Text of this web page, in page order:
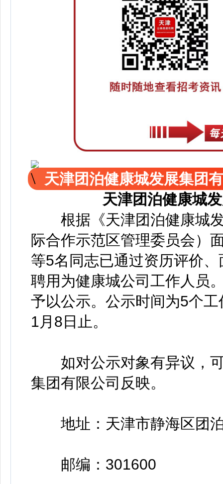
天津团泊健康城发展集团
天津团泊健康城
根据《天津团泊健康城发
际合作示范区管理委员会）
等5名同志已通过资历评价
聘用为健康城公司工作人员
予以公示。公示时间为5个
1月8日止。
如对公示对象有异议，可
集团有限公司反映。
地址：天津市静海区团泊
邮编：301600